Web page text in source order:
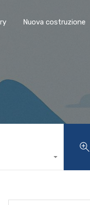
Nuova costruzione